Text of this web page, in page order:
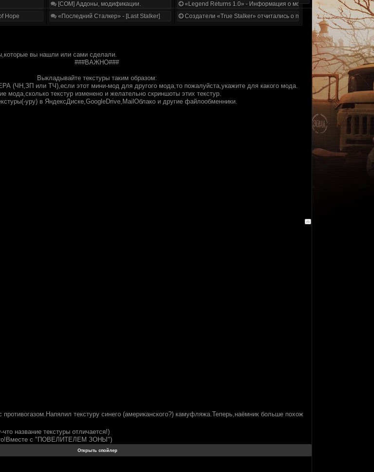
Hope
[COM] Аддоны, модификации.
«Последний Сталкер» - [Last Stalker]
«Legend Returns 1.0» - Информация о моде за июнь 2020
Создатели «True Stalker» отчитались о проделанной работе
вы нашли или сами сделали.
###ВАЖНО###
Выкладывайте текстуры таким образом:
(ЧН,ЗП или ТЧ),если этот мини-мод для другого мода,то пожалуйста,укажите для какого мода.
мода,сколько текстур изменено и желательно скриншоты этих текстур.
уру) в ЯндексДиске,GoogleDrive,MailОблако и другие файлообменники.
противогазом.Напялил текстуру синего (американского?) камуфляжа.Теперь,наёмник больше похож
название текстуры отличается!)
с "ПОВЕЛИТЕЛЕМ ЗОНЫ")